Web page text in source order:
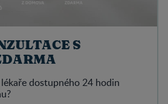
S
dostupného 24 hodin